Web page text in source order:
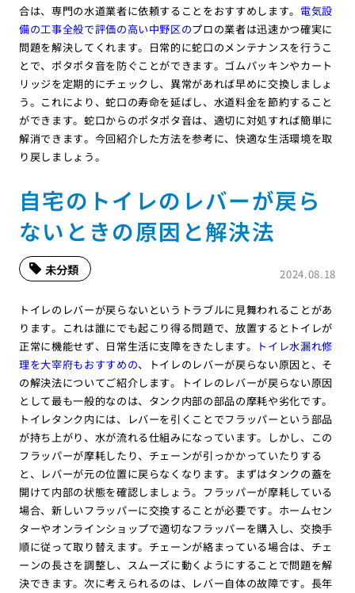
合は、専門の水道業者に依頼することをおすすめします。 電気設
備の工事全般で評価の高い中野区のプロの業者は迅速かつ確実に
問題を解決してくれます。日常的に蛇口のメンテナンスを行うこ
とで、ポタポタ音を防ぐことができます。ゴムパッキンやカート
リッジを定期的にチェックし、異常があれば早めに交換しましょ
う。これにより、蛇口の寿命を延ばし、水道料金を節約すること
ができます。蛇口からのポタポタ音は、適切に対処すれば簡単に
解消できます。今回紹介した方法を参考に、快適な生活環境を取
り戻しましょう。
自宅のトイレのレバーが戻ら
ないときの原因と解決法
2024.08.18
未分類
トイレのレバーが戻らないというトラブルに見舞われることがあ
ります。これは誰にでも起こり得る問題で、放置するとトイレが
正常に機能せず、日常生活に支障をきたします。
トイレ水漏れ修
理を大宰府もおすすめの、トイレのレバーが戻らない原因と、そ
の解決法についてご紹介します。トイレのレバーが戻らない原因
として最も一般的なのは、タンク内部の部品の摩耗や劣化です。
トイレタンク内には、レバーを引くことでフラッパーという部品
が持ち上がり、水が流れる仕組みになっています。しかし、この
フラッパーが摩耗したり、チェーンが引っかかっていたりする
と、レバーが元の位置に戻らなくなります。まずはタンクの蓋を
開けて内部の状態を確認しましょう。フラッパーが摩耗している
場合、新しいフラッパーに交換することが必要です。ホームセン
ターやオンラインショップで適切なフラッパーを購入し、交換手
順に従って取り替えます。チェーンが絡まっている場合は、チェ
ーンの長さを調整し、スムーズに動くようにすることで問題を解
決できます。次に考えられるのは、レバー自体の故障です。長年